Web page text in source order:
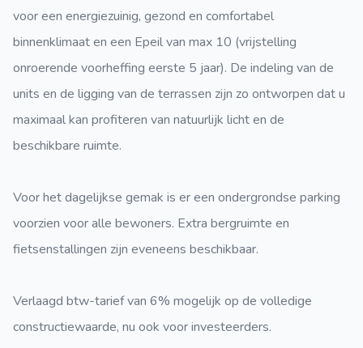
voor een energiezuinig, gezond en comfortabel
binnenklimaat en een Epeil van max 10 (vrijstelling
onroerende voorheffing eerste 5 jaar). De indeling van de
units en de ligging van de terrassen zijn zo ontworpen dat u
maximaal kan profiteren van natuurlijk licht en de
beschikbare ruimte.
Voor het dagelijkse gemak is er een ondergrondse parking
voorzien voor alle bewoners. Extra bergruimte en
fietsenstallingen zijn eveneens beschikbaar.
Verlaagd btw-tarief van 6% mogelijk op de volledige
constructiewaarde, nu ook voor investeerders.